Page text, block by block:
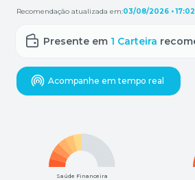
Presente em 1 Carteira
Acompanhe em tempo real
Recomendação atualizada em:03/08/2026 • 17:02
Saúde Financeira